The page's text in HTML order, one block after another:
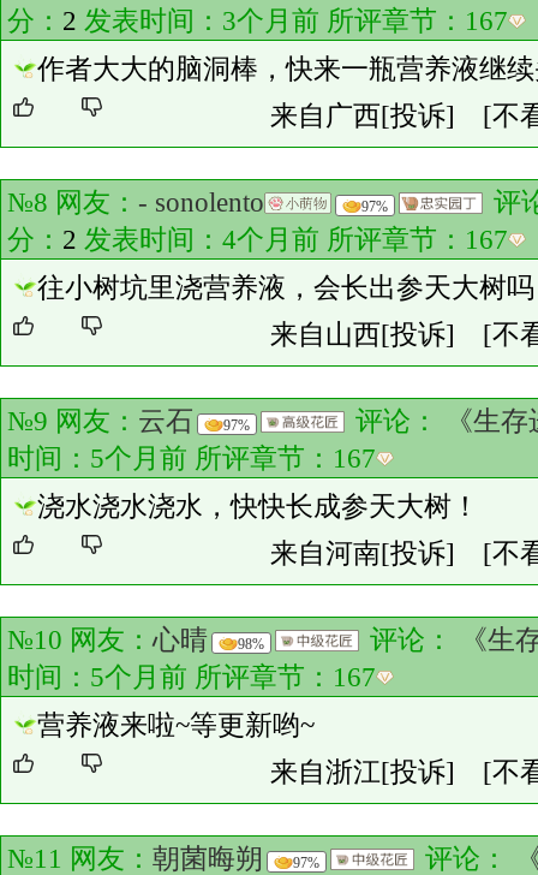
分： 2 发表时间：3个月前 所评章节： 167
作者大大的脑洞棒，快来一瓶营养液继
来自广西[投诉] [不
№8 网友： - sonolento 97%
评
分： 2 发表时间：4个月前 所评章节： 167
往小树坑里浇营养液，会长出参天大树
来自山西[投诉] [不
№9 网友： 云石 97% 评论：
《生
时间：5个月前 所评章节： 167
浇水浇水浇水，快快长成参天大树！
来自河南[投诉] [不
№10 网友： 心晴 98% 评论：
《生
时间：5个月前 所评章节： 167
营养液来啦~等更新哟~
来自浙江[投诉] [不
№11 网友： 朝菌晦朔 97% 评论：